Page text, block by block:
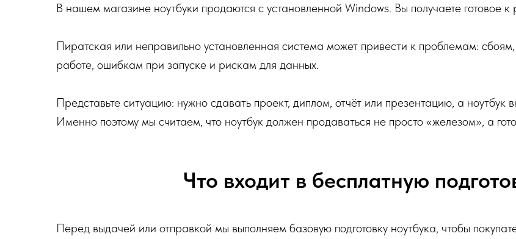
В нашем магазине ноутбуки продаются с установленной Windows. Вы получаете готовое
Пиратская или неправильно установленная система может привести к проблемам:
работе, ошибкам при запуске и рискам для данных.
Представьте ситуацию: нужно сдавать проект, диплом, отчёт или презентацию, а ноутбук
Именно поэтому мы считаем, что ноутбук должен продаваться не просто «железом», а
Что входит в бесплатную
Перед выдачей или отправкой мы выполняем базовую подготовку ноутбука, чтобы